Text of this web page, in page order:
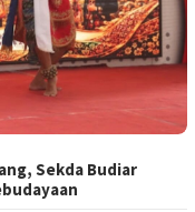
Sekda Budiar